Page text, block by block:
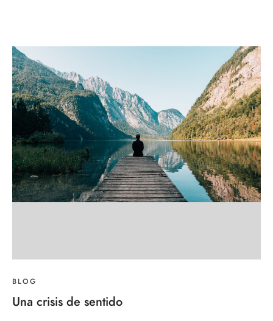
BLOG
Una crisis de sentido